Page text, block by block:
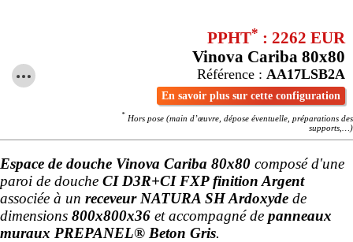
PPHT* : 2262 EUR
Vinova Cariba 80x80
Référence : AA17LSB2A
En savoir plus sur cette configuration
* Hors pose (main d’œuvre, dépose éventuelle, préparations des
supports,…)
Espace de douche Vinova Cariba 80x80 composé d'une
paroi de douche CI D3R+CI FXP finition Argent
associée à un receveur NATURA SH Ardoxyde de
dimensions 800x800x36 et accompagné de panneaux
muraux PREPANEL® Beton Gris.